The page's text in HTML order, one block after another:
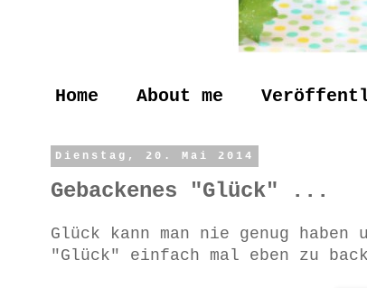
Home About me
Dienstag, 20. Mai 2014
Gebackenes "Glück" ...
Glück kann man nie genug
"Glück" einfach mal eben zu